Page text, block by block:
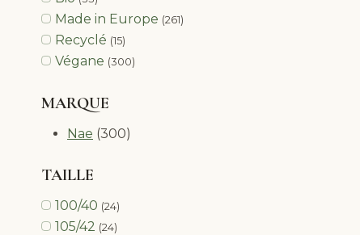
Made in Europe (261)
Recyclé (15)
Végane (300)
MARQUE
Nae (300)
TAILLE
100/40 (24)
105/42 (24)